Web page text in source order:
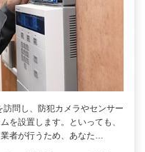
問し、防犯カメラやセンサー
を設置します。といっても、
者が行うため、あなた…